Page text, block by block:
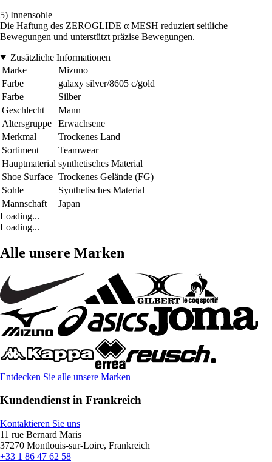
5) Innensohle
Die Haftung des ZEROGLIDE α MESH reduziert seitliche
Bewegungen und unterstützt präzise Bewegungen.
Zusätzliche Informationen
Marke
Mizuno
Farbe
galaxy silver/8605 c/gold
Farbe
Silber
Geschlecht
Mann
Altersgruppe
Erwachsene
Merkmal
Trockenes Land
Sortiment
Teamwear
Hauptmaterial synthetisches Material
Shoe Surface Trockenes Gelände (FG)
Sohle
Synthetisches Material
Mannschaft
Japan
Loading...
Loading...
Alle unsere Marken
Entdecken Sie alle unsere Marken
Kundendienst in Frankreich
Kontaktieren Sie uns
11 rue Bernard Maris
37270 Montlouis-sur-Loire, Frankreich
+33 1 86 47 62 58